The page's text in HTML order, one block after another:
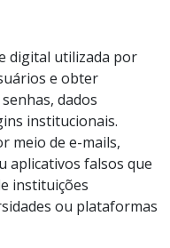
digital utilizada por
e obter
dados
institucionais.
meio de e-mails,
aplicativos falsos que
instituições
ou plataformas